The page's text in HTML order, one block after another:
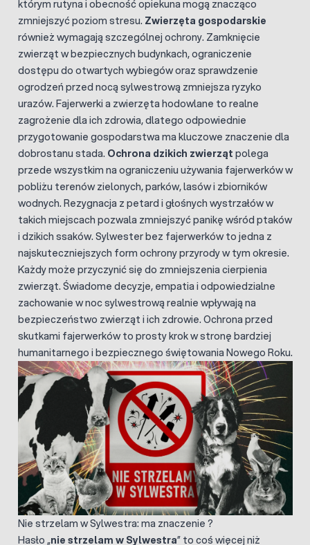
którym rutyna i obecność opiekuna mogą znacząco
zmniejszyć poziom stresu. Zwierzęta gospodarskie
również wymagają szczególnej ochrony. Zamknięcie
zwierząt w bezpiecznych budynkach, ograniczenie
dostępu do otwartych wybiegów oraz sprawdzenie
ogrodzeń przed nocą sylwestrową zmniejsza ryzyko
urazów. Fajerwerki a zwierzęta hodowlane to realne
zagrożenie dla ich zdrowia, dlatego odpowiednie
przygotowanie gospodarstwa ma kluczowe znaczenie dla
dobrostanu stada. Ochrona dzikich zwierząt polega
przede wszystkim na ograniczeniu używania fajerwerków w
pobliżu terenów zielonych, parków, lasów i zbiorników
wodnych. Rezygnacja z petard i głośnych wystrzałów w
takich miejscach pozwala zmniejszyć panikę wśród ptaków
i dzikich ssaków. Sylwester bez fajerwerków to jedna z
najskuteczniejszych form ochrony przyrody w tym okresie.
Każdy może przyczynić się do zmniejszenia cierpienia
zwierząt. Świadome decyzje, empatia i odpowiedzialne
zachowanie w noc sylwestrową realnie wpływają na
bezpieczeństwo zwierząt i ich zdrowie. Ochrona przed
skutkami fajerwerków to prosty krok w stronę bardziej
humanitarnego i bezpiecznego świętowania Nowego Roku.
Nie strzelam w Sylwestra: ma znaczenie ?
Hasło „nie strzelam w Sylwestra” to coś więcej niż